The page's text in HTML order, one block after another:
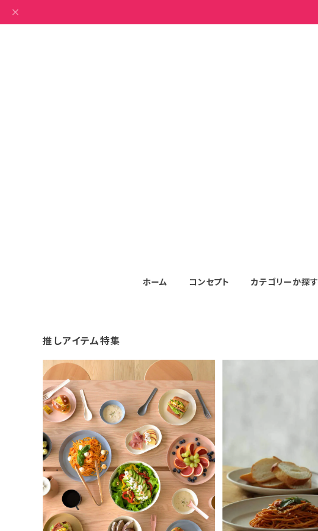
ホーム コンセプト カテゴリーか探す
推しアイテム特集